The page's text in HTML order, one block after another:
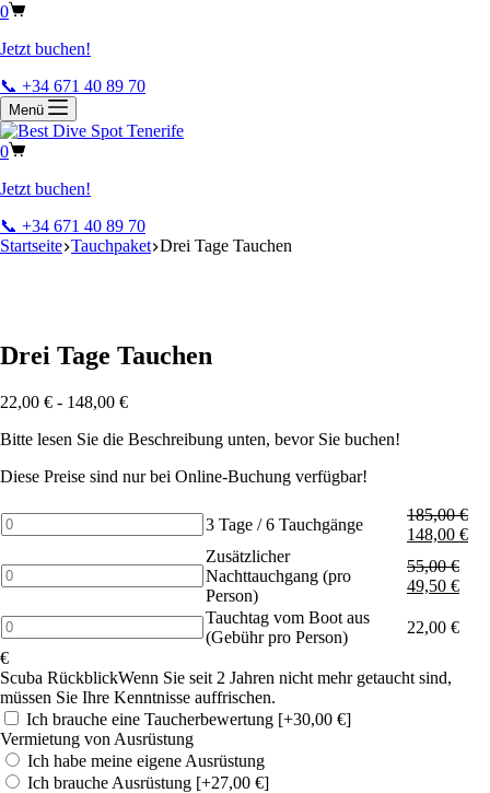
0
Jetzt buchen!
📞 +34 671 40 89 70
Menü
0
Jetzt buchen!
📞 +34 671 40 89 70
Startseite Tauchpaket Drei Tage Tauchen
Drei Tage Tauchen
22,00 € - 148,00 €
Bitte lesen Sie die Beschreibung unten, bevor Sie buchen!
Diese Preise sind nur bei Online-Buchung verfügbar!
3
Days
/
6
Menge
3 Tage / 6 Tauchgänge
185,00€
148,00 €
Additional
night
dive
(per
person)
Menge
Zusätzlicher
Nachttauchgang (pro
Person)
55,00€
49,50 €
Diving
day
from
the
boat
(fee
per
person)
Menge
Tauchtag vom Boot aus
(Gebühr pro Person)
22,00 €
€
Scuba RückblickWenn Sie seit 2 Jahren nicht mehr getaucht sind,
müssen Sie Ihre Kenntnisse auffrischen.
Ich brauche eine Taucherbewertung [+30,00 €]
Vermietung von Ausrüstung
Ich habe meine eigene Ausrüstung
Ich brauche Ausrüstung [+27,00 €]